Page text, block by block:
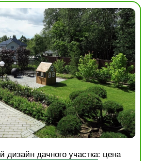
дачного участка: цена